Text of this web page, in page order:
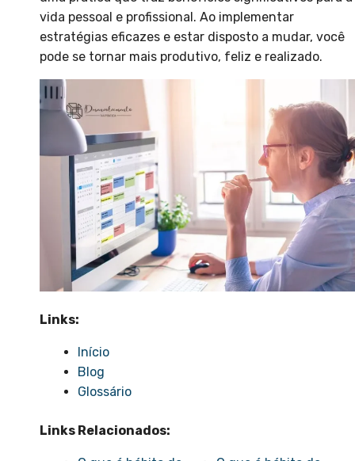
vida pessoal e profissional. Ao implementar
estratégias eficazes e estar disposto a mudar, você
pode se tornar mais produtivo, feliz e realizado.
Links:
Início
Blog
Glossário
Links Relacionados: